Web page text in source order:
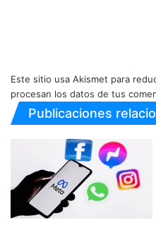
Este sitio usa Akismet para
procesan los datos de tus
Publicaciones